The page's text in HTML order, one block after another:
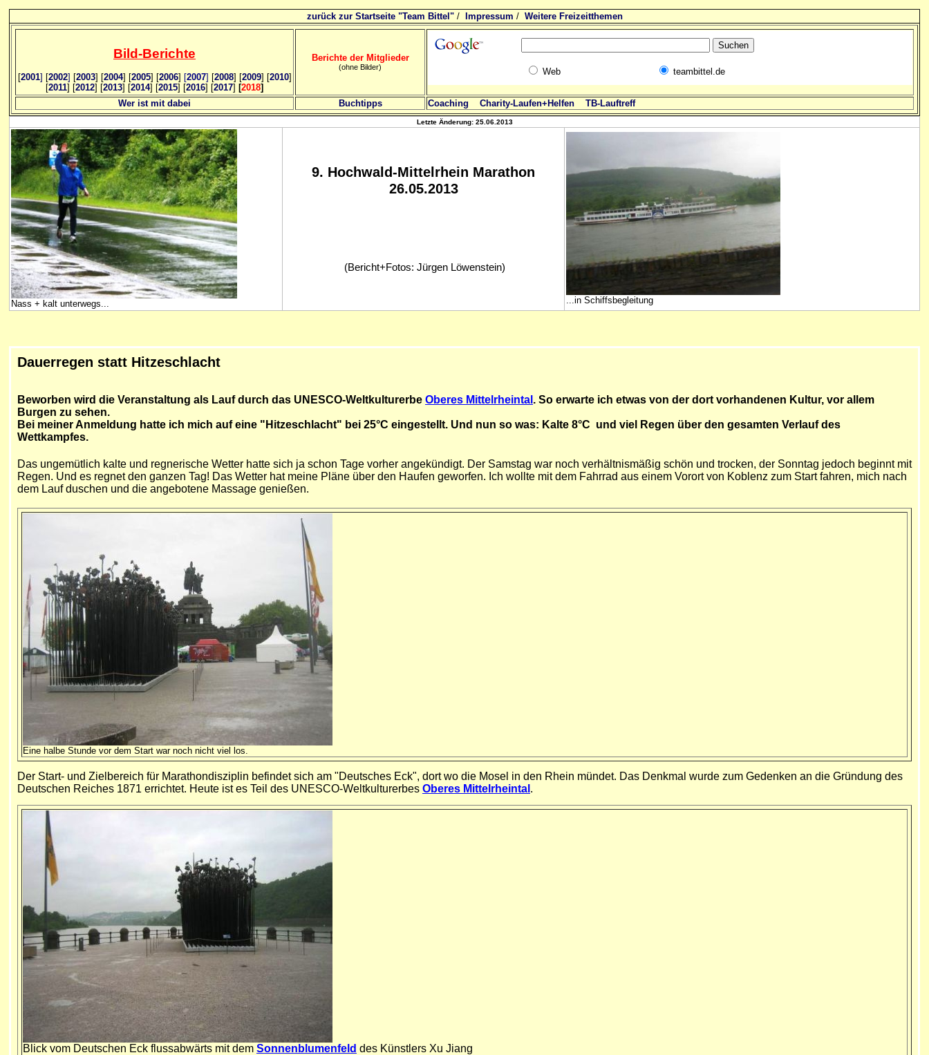
zurück zur Startseite "Team Bittel"/ Impressum / Weitere Freizeitthemen
Bild-Berichte
[2001] [2002] [2003] [2004] [2005] [2006] [2007] [2008] [2009] [2010]
[2011] [2012] [2013] [2014] [2015] [2016] [2017] [2018]
Berichte der Mitglieder
(ohne Bilder) Web teambittel.de
Wer ist mit dabei Buchtipps Coaching Charity-Laufen+Helfen TB-Lauftreff
Letzte Änderung: 25.06.2013
Nass + kalt unterwegs...
9. Hochwald-Mittelrhein Marathon
26.05.2013
(Bericht+Fotos: Jürgen Löwenstein)
...in Schiffsbegleitung
Dauerregen statt Hitzeschlacht
Beworben wird die Veranstaltung als Lauf durch das UNESCO-Weltkulturerbe Oberes Mittelrheintal . So erwarte ich etwas von der dort vorhandenen Kultur, vor allem
Burgen zu sehen.
Bei meiner Anmeldung hatte ich mich auf eine "Hitzeschlacht" bei 25°C eingestellt. Und nun so was: Kalte 8°C und viel Regen über den gesamten Verlauf des
Wettkampfes.
Das ungemütlich kalte und regnerische Wetter hatte sich ja schon Tage vorher angekündigt. Der Samstag war noch verhältnismäßig schön und trocken, der Sonntag jedoch beginnt mit
Regen. Und es regnet den ganzen Tag! Das Wetter hat meine Pläne über den Haufen geworfen. Ich wollte mit dem Fahrrad aus einem Vorort von Koblenz zum Start fahren, mich nach
dem Lauf duschen und die angebotene Massage genießen.
Eine halbe Stunde vor dem Start war noch nicht viel los.
Der Start- und Zielbereich für Marathondisziplin befindet sich am "Deutsches Eck", dort wo die Mosel in den Rhein mündet. Das Denkmal wurde zum Gedenken an die Gründung des
Deutschen Reiches 1871 errichtet. Heute ist es Teil des UNESCO-Weltkulturerbes Oberes Mittelrheintal .
Blick vom Deutschen Eck flussabwärts mit dem Sonnenblumenfeld des Künstlers Xu Jiang